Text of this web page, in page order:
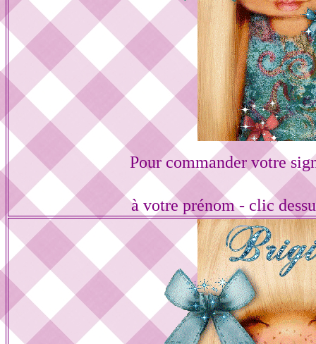
Pour commander votre
à votre prénom - clic